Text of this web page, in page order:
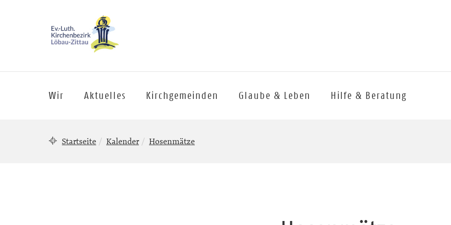
Wir Aktuelles Kirchgemeinden Glaube & Leben Hilfe & Beratung
Startseite Kalender Hosenmätze